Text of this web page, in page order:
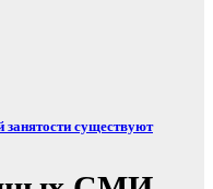
занятости существуют